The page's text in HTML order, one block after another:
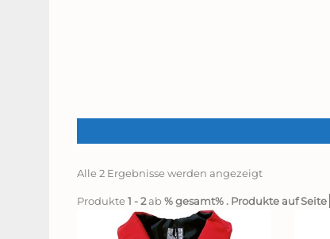
Alle 2 Ergebnisse werden angezeigt
Produkte1 - 2ab% gesamt% . Produkte auf Seite